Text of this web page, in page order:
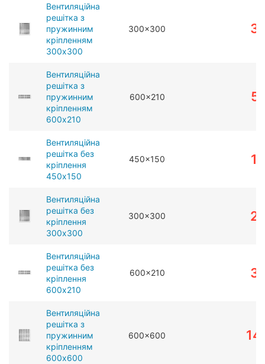
Вентиляційна
решітка з
пружинним
кріпленням
300x300
300x300
Вентиляційна
решітка з
пружинним
кріпленням
600x210
600x210
Вентиляційна
решітка без
кріплення
450x150
450x150
Вентиляційна
решітка без
кріплення
300x300
300x300
Вентиляційна
решітка без
кріплення
600x210
600x210
Вентиляційна
решітка з
пружинним
кріпленням
600x600
600x600